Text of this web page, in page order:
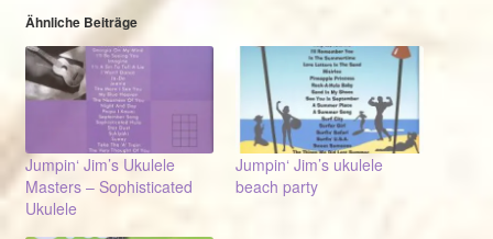
Ähnliche Beiträge
Jumpin‘ Jim’s Ukulele
Masters – Sophisticated
Ukulele
Jumpin‘ Jim’s ukulele
beach party